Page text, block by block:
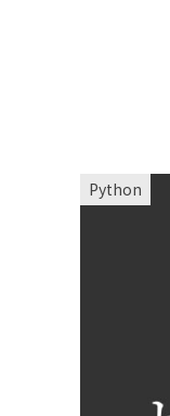
Python